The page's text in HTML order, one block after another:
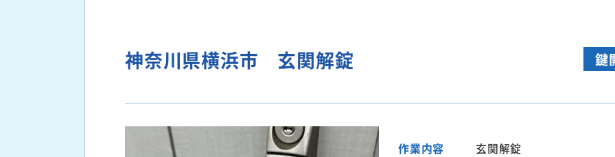
神奈川県横浜市 玄関解錠 鍵
作業内容
玄関解錠